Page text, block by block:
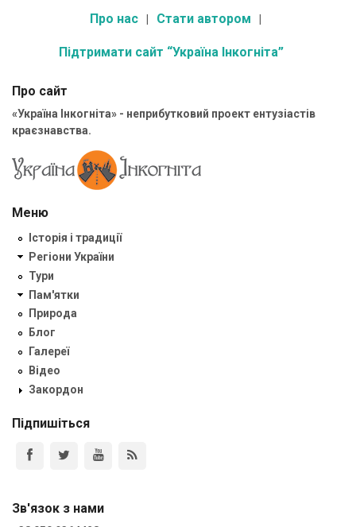
Про нас Стати автором
Підтримати сайт “Україна Інкогніта”
Про сайт
«Україна Інкогніта» - неприбутковий проект ентузіастів
краєзнавства.
Меню
Історія і традиції
Регіони України
Тури
Пам'ятки
Природа
Блог
Галереї
Відео
Закордон
Підпишіться
Зв'язок з нами